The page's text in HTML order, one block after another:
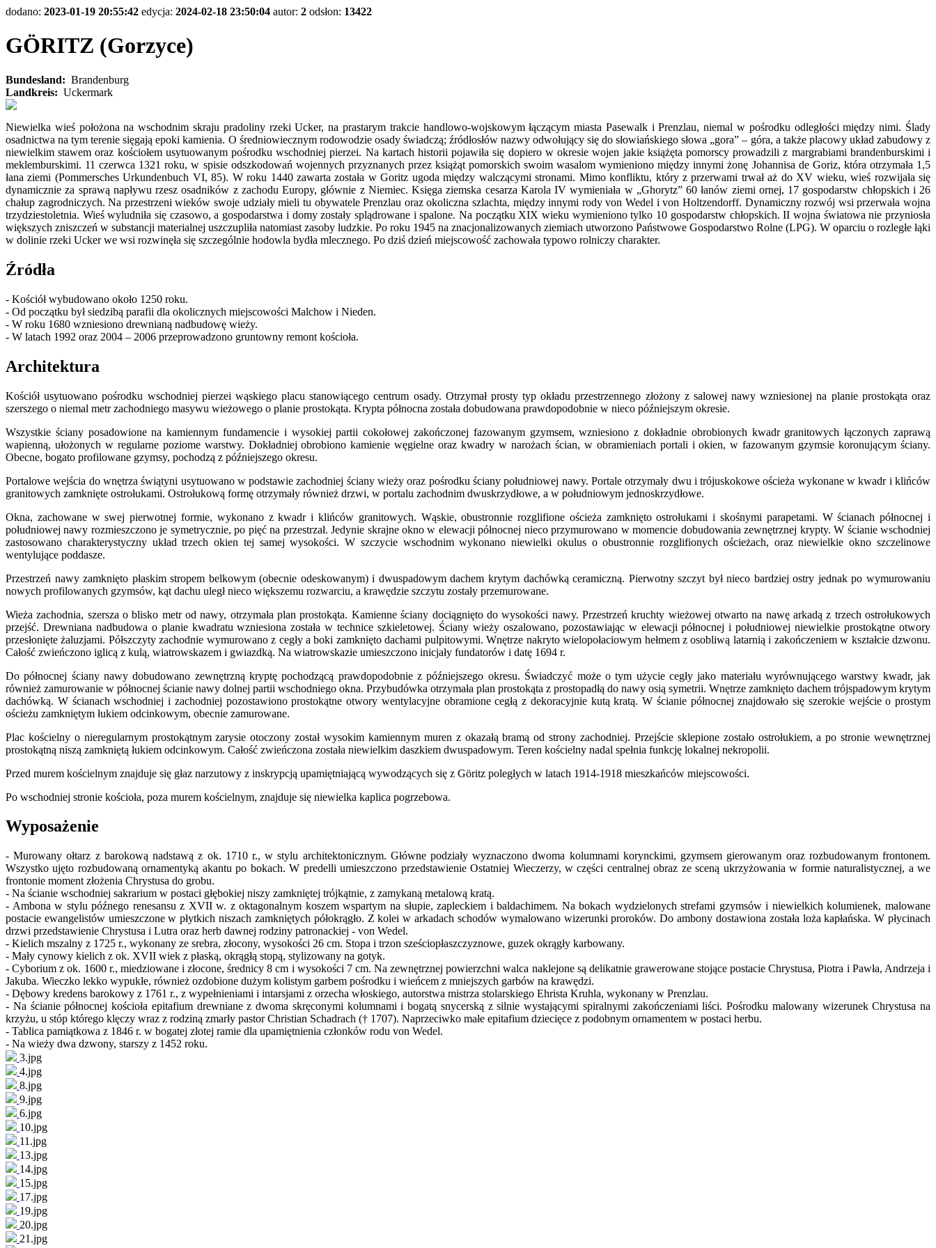
dodano: 2023-01-19 20:55:42 edycja: 2024-02-18 23:50:04 autor: 2 odsłon: 13422
GÖRITZ (Gorzyce)
Bundesland: Brandenburg
Landkreis: Uckermark
Niewielka wieś położona na wschodnim skraju pradoliny rzeki Ucker, na prastarym trakcie handlowo-wojskowym łączącym miasta Pasewalk i Prenzlau, niemal w pośrodku odległości między nimi. Ślady
osadnictwa na tym terenie sięgają epoki kamienia. O średniowiecznym rodowodzie osady świadczą; źródłosłów nazwy odwołujący się do słowiańskiego słowa „gora” – góra, a także placowy układ zabudowy z
niewielkim stawem oraz kościołem usytuowanym pośrodku wschodniej pierzei. Na kartach historii pojawiła się dopiero w okresie wojen jakie książęta pomorscy prowadzili z margrabiami brandenburskimi i
meklemburskimi. 11 czerwca 1321 roku, w spisie odszkodowań wojennych przyznanych przez książąt pomorskich swoim wasalom wymieniono między innymi żonę Johannisa de Goriz, która otrzymała 1,5
łana ziemi (Pommersches Urkundenbuch VI, 85). W roku 1440 zawarta została w Goritz ugoda między walczącymi stronami. Mimo konfliktu, który z przerwami trwał aż do XV wieku, wieś rozwijała się
dynamicznie za sprawą napływu rzesz osadników z zachodu Europy, głównie z Niemiec. Księga ziemska cesarza Karola IV wymieniała w „Ghorytz” 60 łanów ziemi ornej, 17 gospodarstw chłopskich i 26
chałup zagrodniczych. Na przestrzeni wieków swoje udziały mieli tu obywatele Prenzlau oraz okoliczna szlachta, między innymi rody von Wedel i von Holtzendorff. Dynamiczny rozwój wsi przerwała wojna
trzydziestoletnia. Wieś wyludniła się czasowo, a gospodarstwa i domy zostały splądrowane i spalone. Na początku XIX wieku wymieniono tylko 10 gospodarstw chłopskich. II wojna światowa nie przyniosła
większych zniszczeń w substancji materialnej uszczupliła natomiast zasoby ludzkie. Po roku 1945 na znacjonalizowanych ziemiach utworzono Państwowe Gospodarstwo Rolne (LPG). W oparciu o rozległe łąki
w dolinie rzeki Ucker we wsi rozwinęła się szczególnie hodowla bydła mlecznego. Po dziś dzień miejscowość zachowała typowo rolniczy charakter.
Źródła
- Kościół wybudowano około 1250 roku.
- Od początku był siedzibą parafii dla okolicznych miejscowości Malchow i Nieden.
- W roku 1680 wzniesiono drewnianą nadbudowę wieży.
- W latach 1992 oraz 2004 – 2006 przeprowadzono gruntowny remont kościoła.
Architektura
Kościół usytuowano pośrodku wschodniej pierzei wąskiego placu stanowiącego centrum osady. Otrzymał prosty typ okładu przestrzennego złożony z salowej nawy wzniesionej na planie prostokąta oraz
szerszego o niemal metr zachodniego masywu wieżowego o planie prostokąta. Krypta północna została dobudowana prawdopodobnie w nieco późniejszym okresie.
Wszystkie ściany posadowione na kamiennym fundamencie i wysokiej partii cokołowej zakończonej fazowanym gzymsem, wzniesiono z dokładnie obrobionych kwadr granitowych łączonych zaprawą
wapienną, ułożonych w regularne poziome warstwy. Dokładniej obrobiono kamienie węgielne oraz kwadry w narożach ścian, w obramieniach portali i okien, w fazowanym gzymsie koronującym ściany.
Obecne, bogato profilowane gzymsy, pochodzą z późniejszego okresu.
Portalowe wejścia do wnętrza świątyni usytuowano w podstawie zachodniej ściany wieży oraz pośrodku ściany południowej nawy. Portale otrzymały dwu i trójuskokowe ościeża wykonane w kwadr i klińców
granitowych zamknięte ostrołukami. Ostrołukową formę otrzymały również drzwi, w portalu zachodnim dwuskrzydłowe, a w południowym jednoskrzydłowe.
Okna, zachowane w swej pierwotnej formie, wykonano z kwadr i klińców granitowych. Wąskie, obustronnie rozglifione ościeża zamknięto ostrołukami i skośnymi parapetami. W ścianach północnej i
południowej nawy rozmieszczono je symetrycznie, po pięć na przestrzał. Jedynie skrajne okno w elewacji północnej nieco przymurowano w momencie dobudowania zewnętrznej krypty. W ścianie wschodniej
zastosowano charakterystyczny układ trzech okien tej samej wysokości. W szczycie wschodnim wykonano niewielki okulus o obustronnie rozglifionych ościeżach, oraz niewielkie okno szczelinowe
wentylujące poddasze.
Przestrzeń nawy zamknięto płaskim stropem belkowym (obecnie odeskowanym) i dwuspadowym dachem krytym dachówką ceramiczną. Pierwotny szczyt był nieco bardziej ostry jednak po wymurowaniu
nowych profilowanych gzymsów, kąt dachu uległ nieco większemu rozwarciu, a krawędzie szczytu zostały przemurowane.
Wieża zachodnia, szersza o blisko metr od nawy, otrzymała plan prostokąta. Kamienne ściany dociągnięto do wysokości nawy. Przestrzeń kruchty wieżowej otwarto na nawę arkadą z trzech ostrołukowych
przejść. Drewniana nadbudowa o planie kwadratu wzniesiona została w technice szkieletowej. Ściany wieży oszalowano, pozostawiając w elewacji północnej i południowej niewielkie prostokątne otwory
przesłonięte żaluzjami. Półszczyty zachodnie wymurowano z cegły a boki zamknięto dachami pulpitowymi. Wnętrze nakryto wielopołaciowym hełmem z osobliwą latarnią i zakończeniem w kształcie dzwonu.
Całość zwieńczono iglicą z kulą, wiatrowskazem i gwiazdką. Na wiatrowskazie umieszczono inicjały fundatorów i datę 1694 r.
Do północnej ściany nawy dobudowano zewnętrzną kryptę pochodzącą prawdopodobnie z późniejszego okresu. Świadczyć może o tym użycie cegły jako materiału wyrównującego warstwy kwadr, jak
również zamurowanie w północnej ścianie nawy dolnej partii wschodniego okna. Przybudówka otrzymała plan prostokąta z prostopadłą do nawy osią symetrii. Wnętrze zamknięto dachem trójspadowym krytym
dachówką. W ścianach wschodniej i zachodniej pozostawiono prostokątne otwory wentylacyjne obramione cegłą z dekoracyjnie kutą kratą. W ścianie północnej znajdowało się szerokie wejście o prostym
ościeżu zamkniętym łukiem odcinkowym, obecnie zamurowane.
Plac kościelny o nieregularnym prostokątnym zarysie otoczony został wysokim kamiennym muren z okazałą bramą od strony zachodniej. Przejście sklepione zostało ostrołukiem, a po stronie wewnętrznej
prostokątną niszą zamkniętą łukiem odcinkowym. Całość zwieńczona została niewielkim daszkiem dwuspadowym. Teren kościelny nadal spełnia funkcję lokalnej nekropolii.
Przed murem kościelnym znajduje się głaz narzutowy z inskrypcją upamiętniającą wywodzących się z Göritz poległych w latach 1914-1918 mieszkańców miejscowości.
Po wschodniej stronie kościoła, poza murem kościelnym, znajduje się niewielka kaplica pogrzebowa.
Wyposażenie
- Murowany ołtarz z barokową nadstawą z ok. 1710 r., w stylu architektonicznym. Główne podziały wyznaczono dwoma kolumnami korynckimi, gzymsem gierowanym oraz rozbudowanym frontonem.
Wszystko ujęto rozbudowaną ornamentyką akantu po bokach. W predelli umieszczono przedstawienie Ostatniej Wieczerzy, w części centralnej obraz ze sceną ukrzyżowania w formie naturalistycznej, a we
frontonie moment złożenia Chrystusa do grobu.
- Na ścianie wschodniej sakrarium w postaci głębokiej niszy zamkniętej trójkątnie, z zamykaną metalową kratą.
- Ambona w stylu późnego renesansu z XVII w. z oktagonalnym koszem wspartym na słupie, zapleckiem i baldachimem. Na bokach wydzielonych strefami gzymsów i niewielkich kolumienek, malowane
postacie ewangelistów umieszczone w płytkich niszach zamkniętych półokrągło. Z kolei w arkadach schodów wymalowano wizerunki proroków. Do ambony dostawiona została loża kapłańska. W płycinach
drzwi przedstawienie Chrystusa i Lutra oraz herb dawnej rodziny patronackiej - von Wedel.
- Kielich mszalny z 1725 r., wykonany ze srebra, złocony, wysokości 26 cm. Stopa i trzon sześciopłaszczyznowe, guzek okrągły karbowany.
- Mały cynowy kielich z ok. XVII wiek z płaską, okrągłą stopą, stylizowany na gotyk.
- Cyborium z ok. 1600 r., miedziowane i złocone, średnicy 8 cm i wysokości 7 cm. Na zewnętrznej powierzchni walca naklejone są delikatnie grawerowane stojące postacie Chrystusa, Piotra i Pawła, Andrzeja i
Jakuba. Wieczko lekko wypukłe, również ozdobione dużym kolistym garbem pośrodku i wieńcem z mniejszych garbów na krawędzi.
- Dębowy kredens barokowy z 1761 r., z wypełnieniami i intarsjami z orzecha włoskiego, autorstwa mistrza stolarskiego Ehrista Kruhla, wykonany w Prenzlau.
- Na ścianie północnej kościoła epitafium drewniane z dwoma skręconymi kolumnami i bogatą snycerską z silnie wystającymi spiralnymi zakończeniami liści. Pośrodku malowany wizerunek Chrystusa na
krzyżu, u stóp którego klęczy wraz z rodziną zmarły pastor Christian Schadrach († 1707). Naprzeciwko małe epitafium dziecięce z podobnym ornamentem w postaci herbu.
- Tablica pamiątkowa z 1846 r. w bogatej złotej ramie dla upamiętnienia członków rodu von Wedel.
- Na wieży dwa dzwony, starszy z 1452 roku.
3.jpg
4.jpg
8.jpg
9.jpg
6.jpg
10.jpg
11.jpg
13.jpg
14.jpg
15.jpg
17.jpg
19.jpg
20.jpg
21.jpg